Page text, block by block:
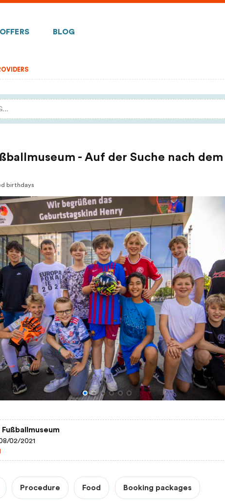
OFFERS BLOG
- Auf der Suche nach
birthdays
02/2021
Procedure Food Booking packages